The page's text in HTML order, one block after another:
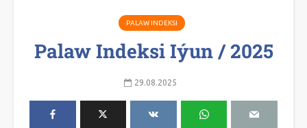
PALAW INDEKSI
Palaw Indeksi Iýun / 2025
29.08.2025